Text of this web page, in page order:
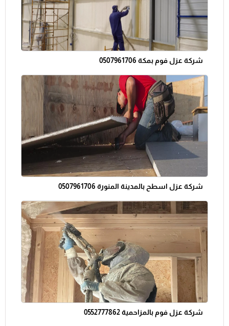
شركة عزل فوم بمكة 0507961706
شركة عزل اسطح بالمدينة المنورة 0507961706
شركة عزل فوم بالمزاحمية 0552777862